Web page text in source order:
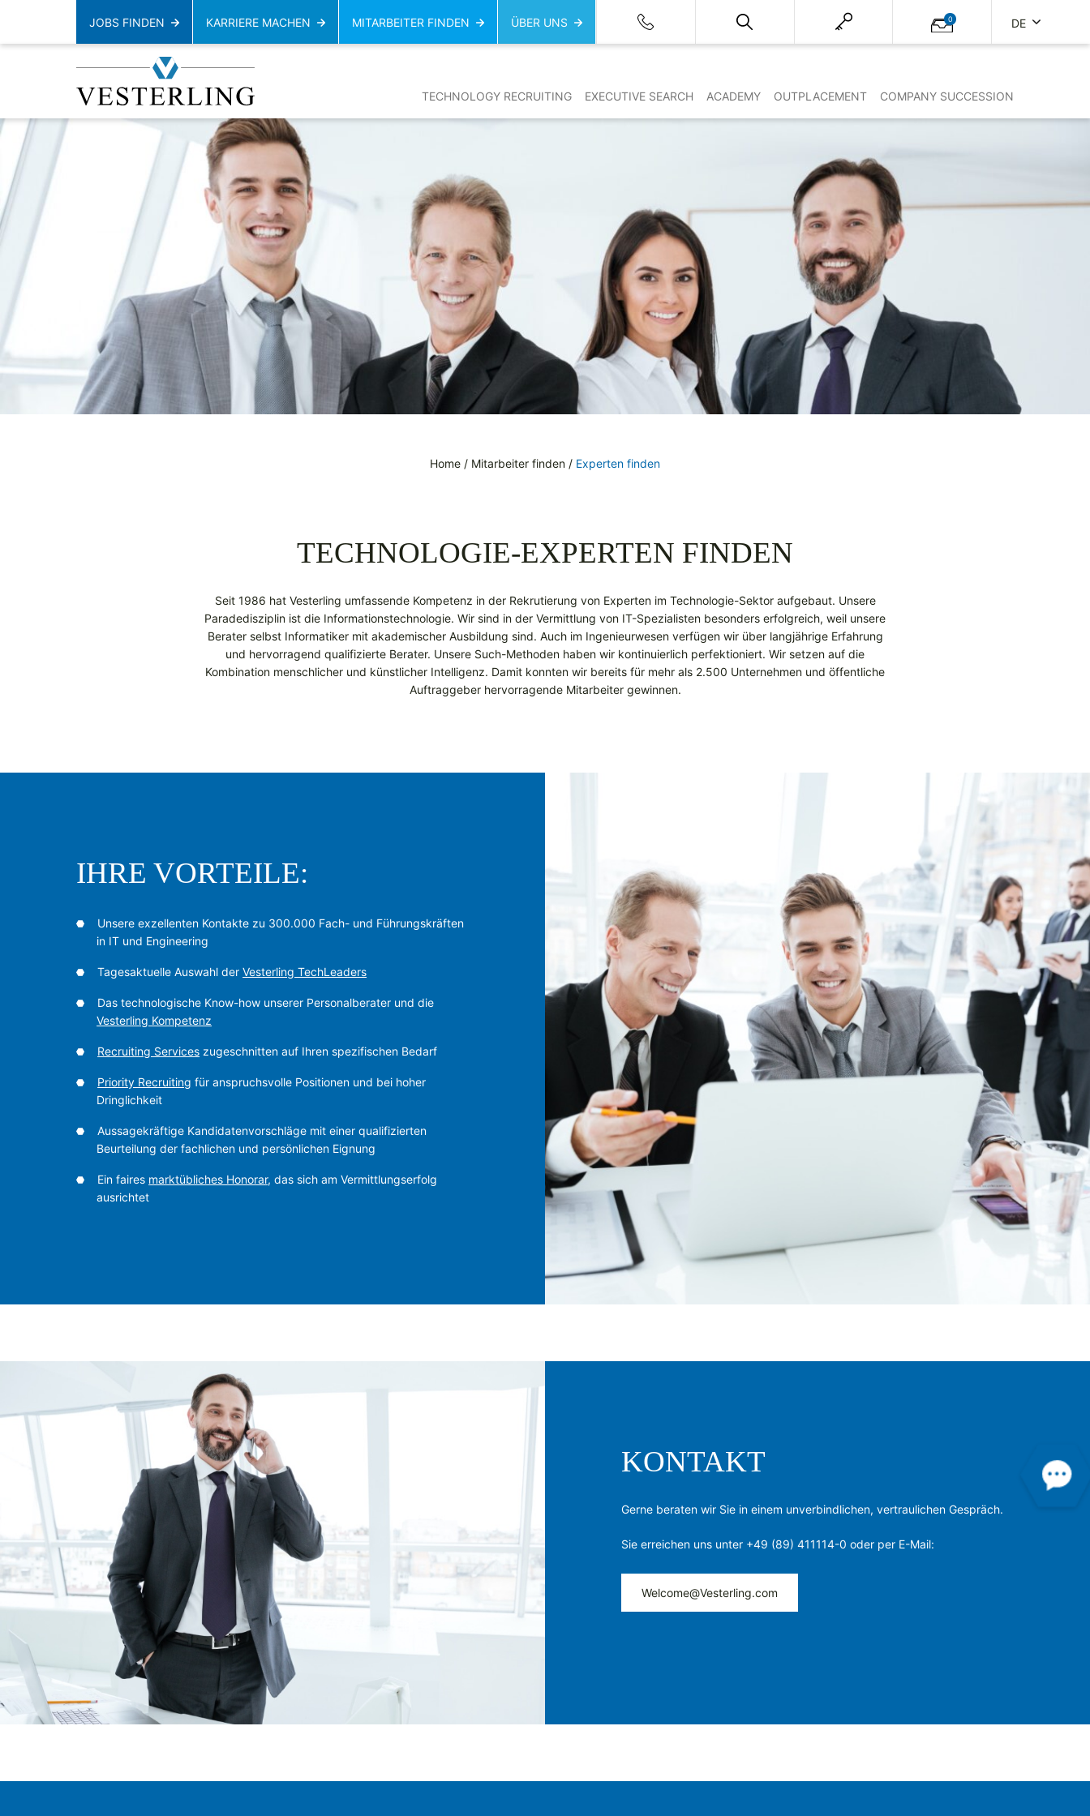
JOBS FINDEN KARRIERE MACHEN MITARBEITER FINDEN ÜBER UNS 0 DE
TECHNOLOGY RECRUITING EXECUTIVE SEARCH ACADEMY OUTPLACEMENT COMPANY SUCCESSION
Home / Mitarbeiter finden / Experten finden
TECHNOLOGIE-EXPERTEN FINDEN
Seit 1986 hat Vesterling umfassende Kompetenz in der Rekrutierung von Experten im Technologie-Sektor aufgebaut. Unsere
Paradedisziplin ist die Informationstechnologie. Wir sind in der Vermittlung von IT-Spezialisten besonders erfolgreich, weil unsere
Berater selbst Informatiker mit akademischer Ausbildung sind. Auch im Ingenieurwesen verfügen wir über langjährige Erfahrung
und hervorragend qualifizierte Berater. Unsere Such-Methoden haben wir kontinuierlich perfektioniert. Wir setzen auf die
Kombination menschlicher und künstlicher Intelligenz. Damit konnten wir bereits für mehr als 2.500 Unternehmen und öffentliche
Auftraggeber hervorragende Mitarbeiter gewinnen.
IHRE VORTEILE:
Unsere exzellenten Kontakte zu 300.000 Fach- und Führungskräften
in IT und Engineering
Tagesaktuelle Auswahl derVesterling TechLeaders
Das technologische Know-how unserer Personalberater und die
Vesterling Kompetenz
Recruiting Services zugeschnitten auf Ihren spezifischen Bedarf
Priority Recruiting für anspruchsvolle Positionen und bei hoher
Dringlichkeit
Aussagekräftige Kandidatenvorschläge mit einer qualifizierten
Beurteilung der fachlichen und persönlichen Eignung
Ein faires marktübliches Honorar, das sich am Vermittlungserfolg
ausrichtet
KONTAKT
Gerne beraten wir Sie in einem unverbindlichen, vertraulichen Gespräch.
Sie erreichen uns unter +49 (89) 411114-0 oder per E-Mail:
Welcome@Vesterling.com